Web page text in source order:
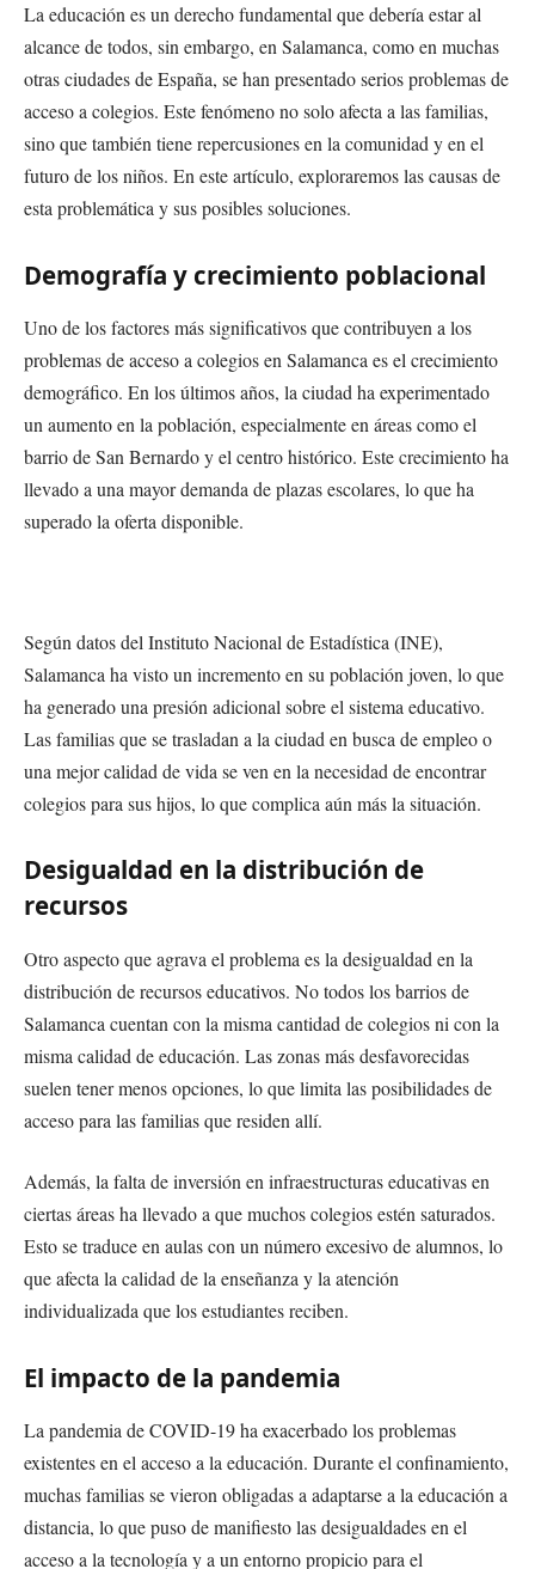
La educación es un derecho fundamental que debería estar al
alcance de todos, sin embargo, en Salamanca, como en muchas
otras ciudades de España, se han presentado serios problemas de
acceso a colegios. Este fenómeno no solo afecta a las familias,
sino que también tiene repercusiones en la comunidad y en el
futuro de los niños. En este artículo, exploraremos las causas de
esta problemática y sus posibles soluciones.
Demografía y crecimiento poblacional
Uno de los factores más significativos que contribuyen a los
problemas de acceso a colegios en Salamanca es el crecimiento
demográfico. En los últimos años, la ciudad ha experimentado
un aumento en la población, especialmente en áreas como el
barrio de San Bernardo y el centro histórico. Este crecimiento ha
llevado a una mayor demanda de plazas escolares, lo que ha
superado la oferta disponible.
Según datos del Instituto Nacional de Estadística (INE),
Salamanca ha visto un incremento en su población joven, lo que
ha generado una presión adicional sobre el sistema educativo.
Las familias que se trasladan a la ciudad en busca de empleo o
una mejor calidad de vida se ven en la necesidad de encontrar
colegios para sus hijos, lo que complica aún más la situación.
Desigualdad en la distribución de
recursos
Otro aspecto que agrava el problema es la desigualdad en la
distribución de recursos educativos. No todos los barrios de
Salamanca cuentan con la misma cantidad de colegios ni con la
misma calidad de educación. Las zonas más desfavorecidas
suelen tener menos opciones, lo que limita las posibilidades de
acceso para las familias que residen allí.
Además, la falta de inversión en infraestructuras educativas en
ciertas áreas ha llevado a que muchos colegios estén saturados.
Esto se traduce en aulas con un número excesivo de alumnos, lo
que afecta la calidad de la enseñanza y la atención
individualizada que los estudiantes reciben.
El impacto de la pandemia
La pandemia de COVID-19 ha exacerbado los problemas
existentes en el acceso a la educación. Durante el confinamiento,
muchas familias se vieron obligadas a adaptarse a la educación a
distancia, lo que puso de manifiesto las desigualdades en el
acceso a la tecnología y a un entorno propicio para el